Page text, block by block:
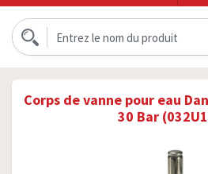
Corps de vanne pour eau
30 Bar